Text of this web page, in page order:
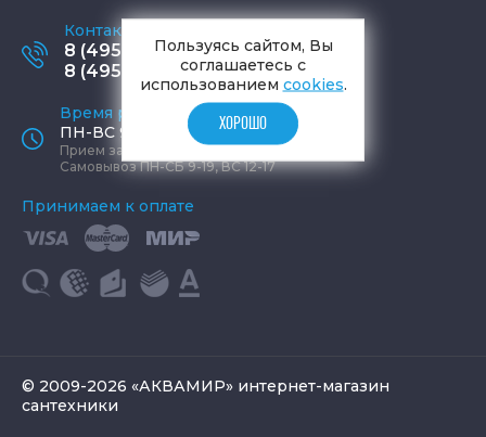
Контактные телефоны
8 (495) 795-77-65
8 (495) 797-11-67
Время работы офиса
ПН-ВС 9:00 - 19:00
Прием заказов круглосуточно
Самовывоз ПН-СБ 9-19, ВС 12-17
Принимаем к оплате
© 2009-2026 «АКВАМИР» интернет-магазин
сантехники
Пользуясь сайтом, Вы
соглашаетесь с
использованием cookies.
ХОРОШО